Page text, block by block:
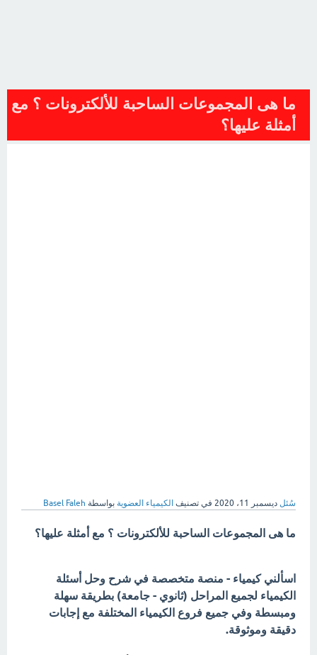
ما هى المجموعات الساحبة للألكترونات ؟ مع
أمثلة عليها؟
سُئل ديسمبر 11، 2020 في تصنيف الكيمياء العضوية بواسطة Basel Faleh
ما هى المجموعات الساحبة للألكترونات ؟ مع أمثلة عليها؟
اسألني كيمياء - منصة متخصصة في شرح وحل أسئلة
الكيمياء لجميع المراحل (ثانوي - جامعة) بطريقة سهلة
ومبسطة وفي جميع فروع الكيمياء المختلفة مع إجابات
دقيقة وموثوقة.